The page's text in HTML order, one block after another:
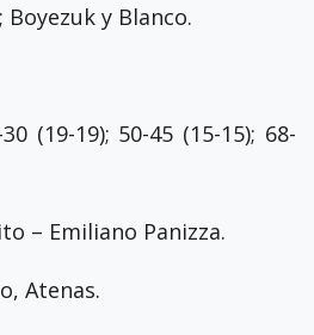
y Blanco.
(19-19); 50-45 (15-15); 68-
– Emiliano Panizza.
Atenas.